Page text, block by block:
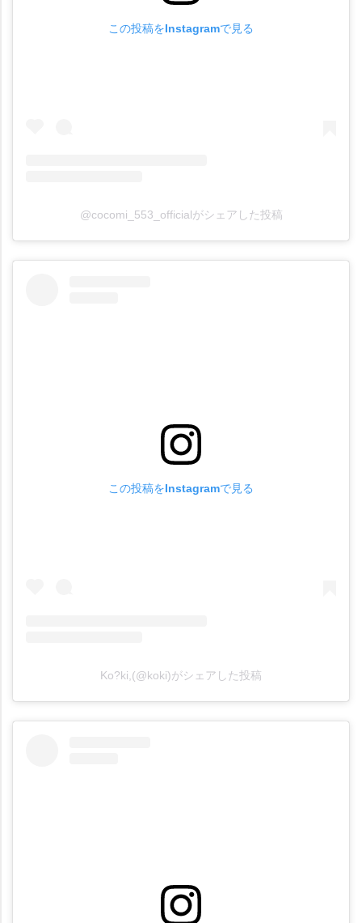
この投稿をInstagramで見る
@cocomi_553_officialがシェアした投稿
この投稿をInstagramで見る
Ko?ki,(@koki)がシェアした投稿